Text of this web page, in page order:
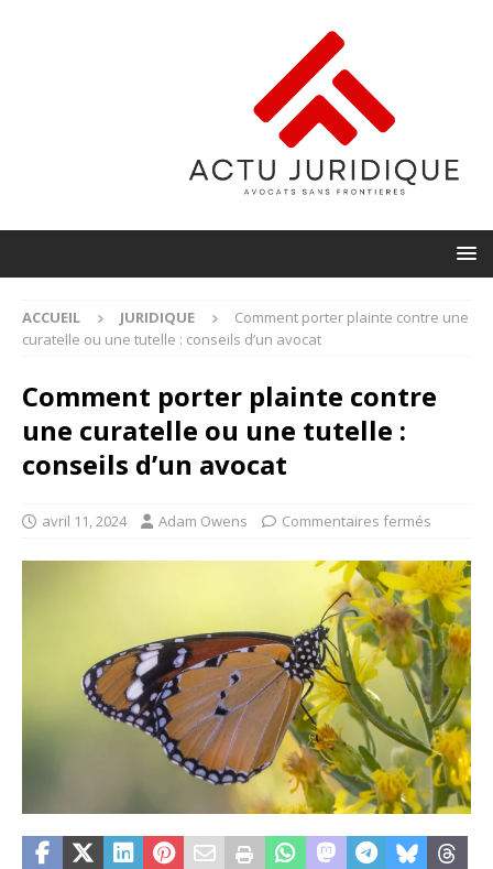
ACCUEIL JURIDIQUE
Comment porter plainte contre une
curatelle ou une tutelle : conseils d’un avocat
Comment porter plainte contre
une curatelle ou une tutelle :
conseils d’un avocat
avril 11, 2024 Adam Owens Commentaires fermés